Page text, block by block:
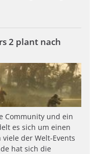
2 plant nach
Community und ein
es sich um einen
der Welt-Events
hat sich die